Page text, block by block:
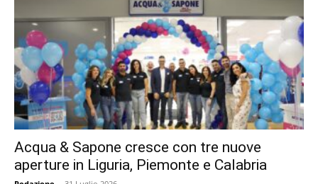
Acqua & Sapone cresce con tre nuove
aperture in Liguria, Piemonte e Calabria